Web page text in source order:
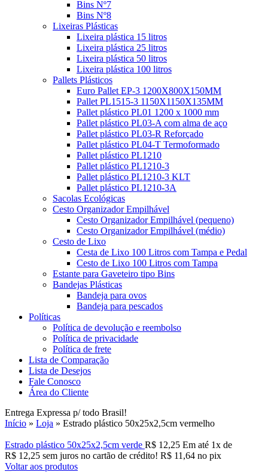
Bins Nº7
Bins Nº8
Lixeiras Plásticas
Lixeira plástica 15 litros
Lixeira plástica 25 litros
Lixeira plástica 50 litros
Lixeira plástica 100 litros
Pallets Plásticos
Euro Pallet EP-3 1200X800X150MM
Pallet PL1515-3 1150X1150X135MM
Pallet plástico PL01 1200 x 1000 mm
Pallet plástico PL03-A com alma de aço
Pallet plástico PL03-R Reforçado
Pallet plástico PL04-T Termoformado
Pallet plástico PL1210
Pallet plástico PL1210-3
Pallet plástico PL1210-3 KLT
Pallet plástico PL1210-3A
Sacolas Ecológicas
Cesto Organizador Empilhável
Cesto Organizador Empilhável (pequeno)
Cesto Organizador Empilhável (médio)
Cesto de Lixo
Cesta de Lixo 100 Litros com Tampa e Pedal
Cesto de Lixo 100 Litros com Tampa
Estante para Gaveteiro tipo Bins
Bandejas Plásticas
Bandeja para ovos
Bandeja para pescados
Políticas
Política de devolução e reembolso
Política de privacidade
Política de frete
Lista de Comparação
Lista de Desejos
Fale Conosco
Área do Cliente
Entrega Expressa p/ todo Brasil!
Início » Loja » Estrado plástico 50x25x2,5cm vermelho
Estrado plástico 50x25x2,5cm verde R$ 12,25 Em até 1x de
R$ 12,25 sem juros no cartão de crédito! R$ 11,64 no pix
Voltar aos produtos